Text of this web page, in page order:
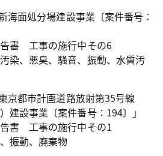
面処分場建設事業〔案件番号：
書 工事の施行中その6
染、悪臭、騒音、振動、水質汚
都市計画道路放射第35号線
建設事業〔案件番号：194〕」
書 工事の施行中その1
振動、廃棄物